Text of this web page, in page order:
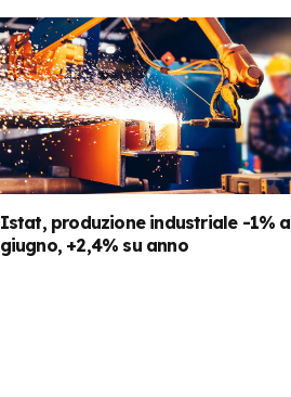
Istat, produzione industriale -1% a
giugno, +2,4% su anno